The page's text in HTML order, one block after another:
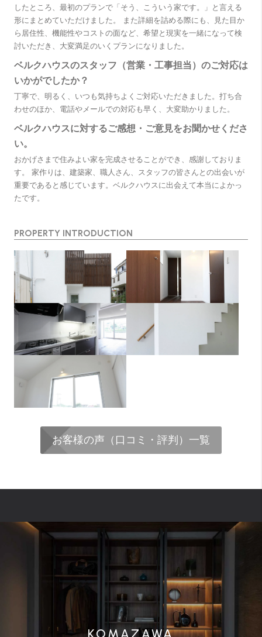
したところ、最初のプランで「そう、こういう家です。」と言える
形にまとめていただけました。 また詳細を詰める際にも、見た目か
ら居住性、機能性やコストの面など、希望と現実を一緒になって検
討いただき、大変満足のいくプランになりました。
ベルクハウスのスタッフ（営業・工事担当）のご対応は
いかがでしたか？
丁寧で、明るく、いつも気持ちよくご対応いただきました。打ち合
わせのほか、電話やメールでの対応も早く、大変助かりました。
ベルクハウスに対するご感想・ご意見をお聞かせくださ
い。
おかげさまで住みよい家を完成させることができ、感謝しておりま
す。 家作りは、建築家、職人さん、スタッフの皆さんとの出会いが
重要であると感じています。ベルクハウスに出会えて本当によかっ
たです。
PROPERTY INTRODUCTION
お客様の声（口コミ・評判）一覧
KOMAZAWA